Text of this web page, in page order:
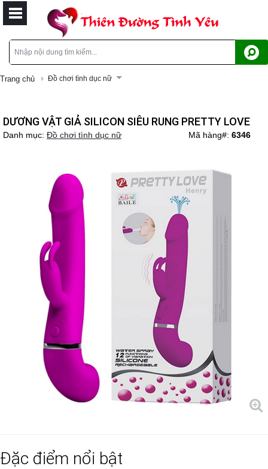
Trang chủ Đồ chơi tình dục nữ
DƯƠNG VẬT GIẢ SILICON SIÊU RUNG PRETTY LOVE
Mã hàng#: 6346
Danh mục: Đồ chơi tình dục nữ
Đặc điểm nổi bật